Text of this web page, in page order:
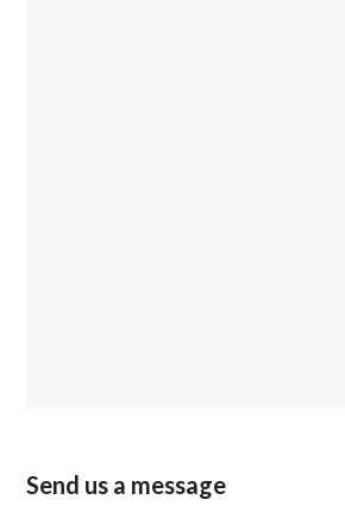
Send us a message